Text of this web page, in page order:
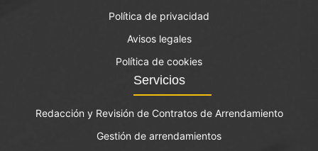
Política de privacidad
Avisos legales
Política de cookies
Servicios
Redacción y Revisión de Contratos de Arrendamiento
Gestión de arrendamientos